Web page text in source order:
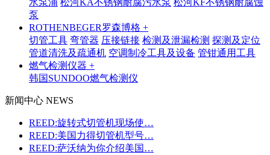
水泵浦 松河KA不锈钢耐腐污水泵 松河KF不锈钢耐腐蚀
泵
ROTHENBEGER罗森博格 +
切管工具 弯管器 压接链接 检测及泄漏检测 探测及定位
管道清洗及疏通机 空调制冷工具及设备 管钳通用工具
燃气检测仪器 +
韩国SUNDOO燃气检测仪
新闻中心 NEWS
REED:旋转式切管机现场使…
REED:美国力得切管机型号…
REED:萨沃纳为你介绍美国…